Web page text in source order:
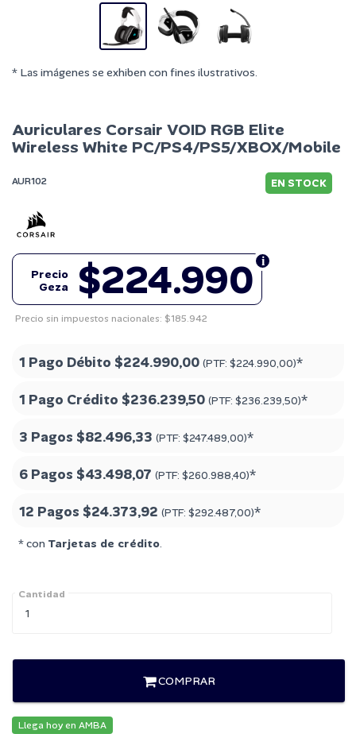
* Las imágenes se exhiben con fines ilustrativos.
Auriculares Corsair VOID RGB Elite
Wireless White PC/PS4/PS5/XBOX/Mobile
AUR102 EN STOCK
$224.990
Precio
Geza
Precio sin impuestos nacionales: $185.942
1 Pago Débito $224.990,00 (PTF: $224.990,00)*
1 Pago Crédito $236.239,50 (PTF: $236.239,50)*
3 Pagos $82.496,33 (PTF: $247.489,00)*
6 Pagos $43.498,07 (PTF: $260.988,40)*
12 Pagos $24.373,92 (PTF: $292.487,00)*
* con Tarjetas de crédito.
Cantidad
COMPRAR
Llega hoy en AMBA